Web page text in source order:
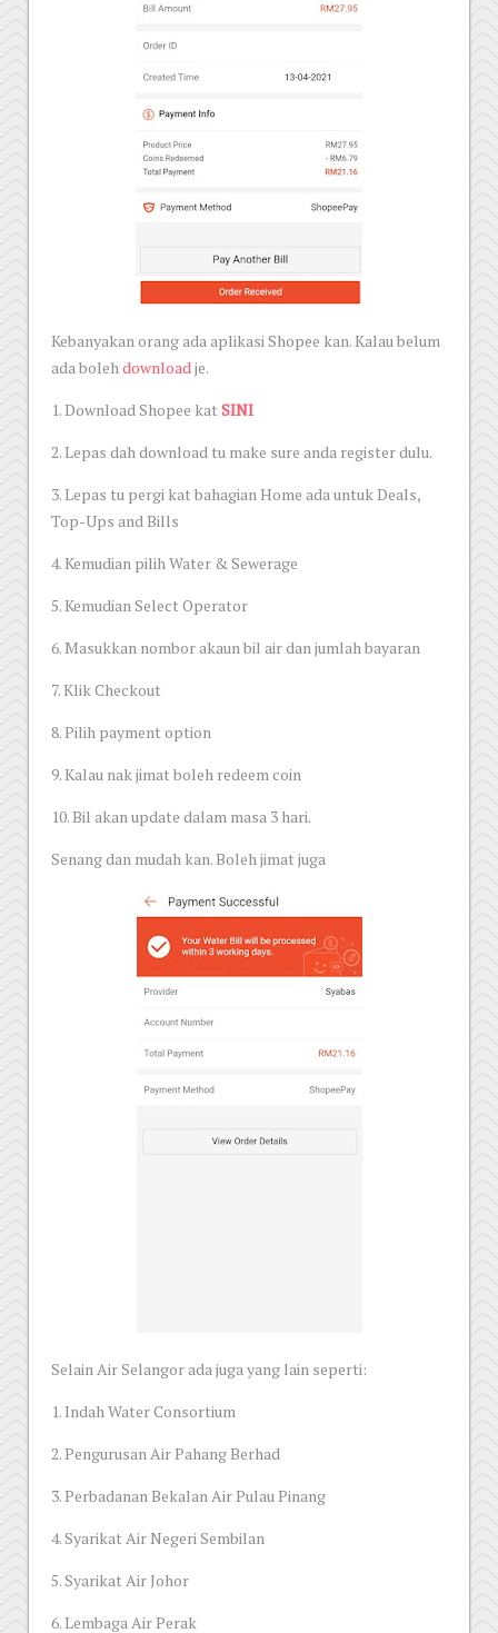
Kebanyakan orang ada aplikasi Shopee kan. Kalau belum
ada bolehdownloadje.
1. Download Shopee kat SINI
2. Lepas dah download tu make sure anda register dulu.
3. Lepas tu pergi kat bahagian Home ada untuk Deals,
Top-Ups and Bills
4. Kemudian pilih Water & Sewerage
5. Kemudian Select Operator
6. Masukkan nombor akaun bil air dan jumlah bayaran
7. Klik Checkout
8. Pilih payment option
9. Kalau nak jimat boleh redeem coin
10. Bil akan update dalam masa 3 hari.
Senang dan mudah kan. Boleh jimat juga
Selain Air Selangor ada juga yang lain seperti:
1. Indah Water Consortium
2. Pengurusan Air Pahang Berhad
3. Perbadanan Bekalan Air Pulau Pinang
4. Syarikat Air Negeri Sembilan
5. Syarikat Air Johor
6. Lembaga Air Perak